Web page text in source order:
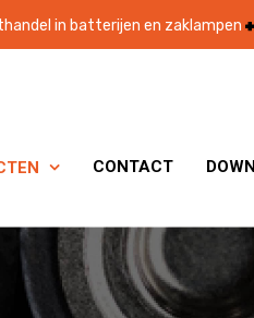
in batterijen en zaklampen
 CONTACT